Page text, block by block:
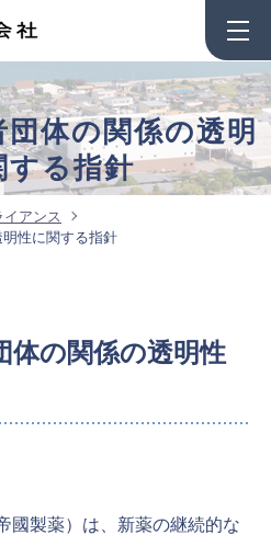
体の関係の透明
する指針
イアンス
性に関する指針
体の関係の透明性
國製薬）は、新薬の継続的な